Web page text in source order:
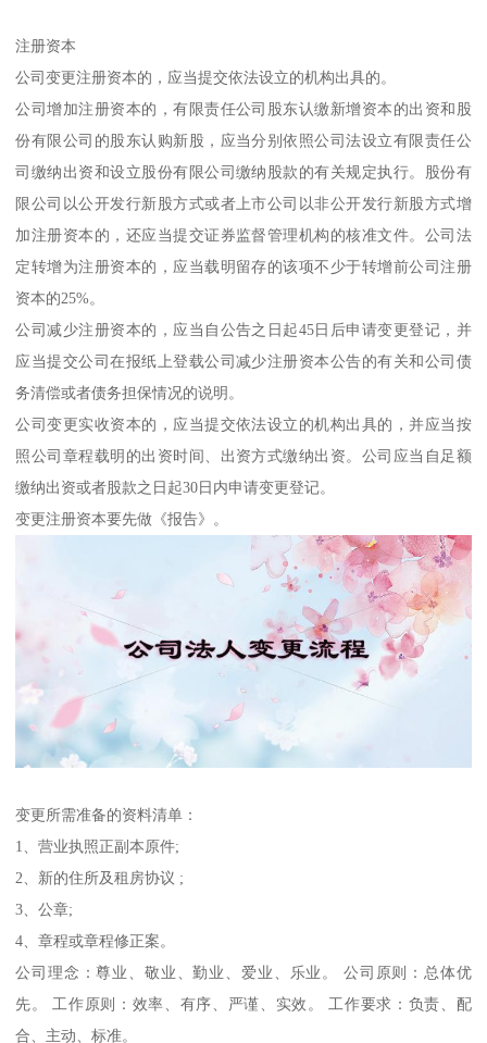
注册资本
公司变更注册资本的，应当提交依法设立的机构出具的。
公司增加注册资本的，有限责任公司股东认缴新增资本的出资和股
份有限公司的股东认购新股，应当分别依照公司法设立有限责任公
司缴纳出资和设立股份有限公司缴纳股款的有关规定执行。股份有
限公司以公开发行新股方式或者上市公司以非公开发行新股方式增
加注册资本的，还应当提交证券监督管理机构的核准文件。公司法
定转增为注册资本的，应当载明留存的该项不少于转增前公司注册
资本的25%。
公司减少注册资本的，应当自公告之日起45日后申请变更登记，并
应当提交公司在报纸上登载公司减少注册资本公告的有关和公司债
务清偿或者债务担保情况的说明。
公司变更实收资本的，应当提交依法设立的机构出具的，并应当按
照公司章程载明的出资时间、出资方式缴纳出资。公司应当自足额
缴纳出资或者股款之日起30日内申请变更登记。
变更注册资本要先做《报告》。
变更所需准备的资料清单：
1、营业执照正副本原件;
2、新的住所及租房协议 ;
3、公章;
4、章程或章程修正案。
公司理念：尊业、敬业、勤业、爱业、乐业。 公司原则：总体优
先。 工作原则：效率、有序、严谨、实效。 工作要求：负责、配
合、主动、标准。